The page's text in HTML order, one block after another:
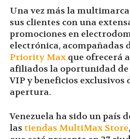
Una vez más la
sus clientes con una
promociones en
electrónica, acompañadas
Priority Maxque ofrecerá
afiliados la oportunidad
VIP y beneficios exclusivos
apertura.
Venezuela ha sido un país
las tiendas MultiMax Store